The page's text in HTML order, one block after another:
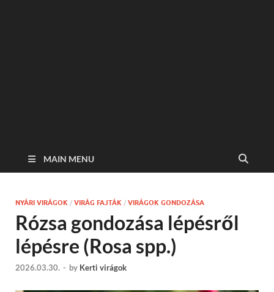
MAIN MENU
NYÁRI VIRÁGOK / VIRÁG FAJTÁK / VIRÁGOK GONDOZÁSA
Rózsa gondozása lépésről
lépésre (Rosa spp.)
2026.03.30. - by Kerti virágok